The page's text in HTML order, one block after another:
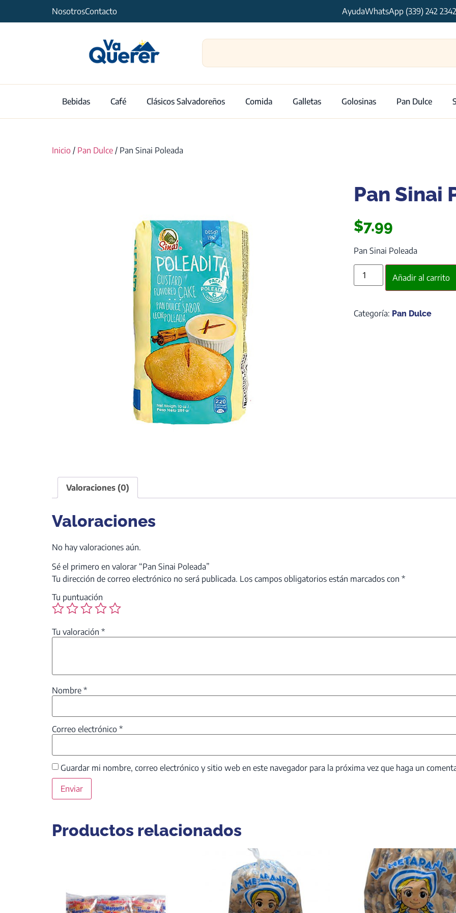
NosotrosContacto AyudaWhatsApp (339) 242 2342
Bebidas Café Clásicos Salvadoreños Comida Galletas Golosinas Pan Dulce
Inicio / Pan Dulce / Pan Sinai Poleada
Pan Sinai
$7.99
Pan Sinai Poleada
Añadir al carrito
Categoría: Pan Dulce
Valoraciones (0)
Valoraciones
No hay valoraciones aún.
Sé el primero en valorar “Pan Sinai Poleada”
Tu dirección de correo electrónico no será publicada. Los campos obligatorios están marcados con *
Tu puntuación
Tu valoración *
Nombre *
Correo electrónico *
Guardar mi nombre, correo electrónico y sitio web en este navegador para la próxima vez que haga un
Productos relacionados